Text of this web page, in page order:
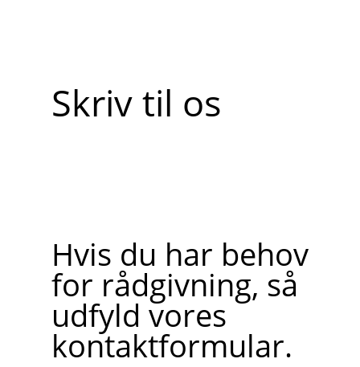
Skriv til os
Hvis du har behov
for rådgivning, så
udfyld vores
kontaktformular.